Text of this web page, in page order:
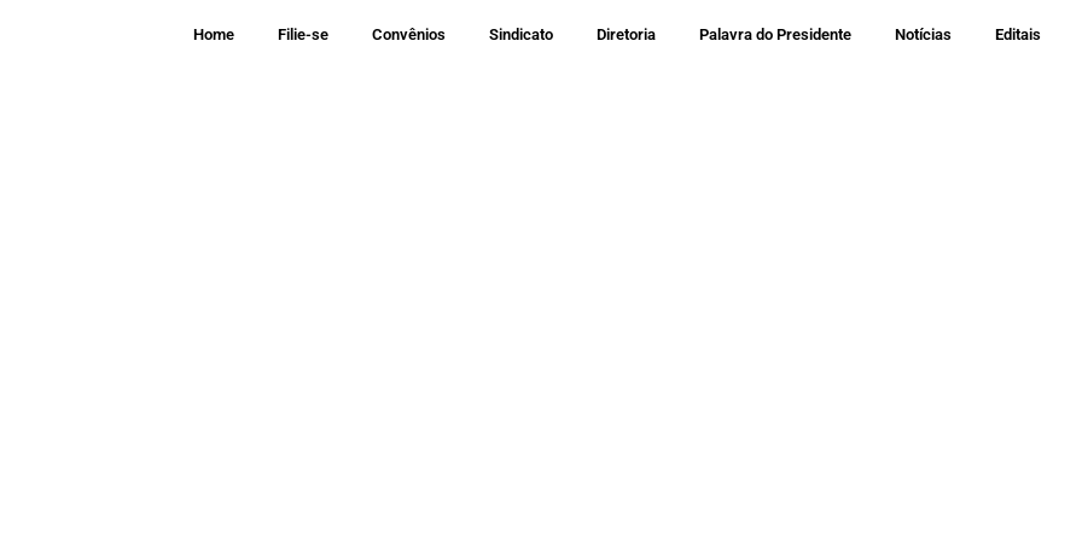
Home Filie-se Convênios Sindicato Diretoria Palavra do Presidente Notícias Editais